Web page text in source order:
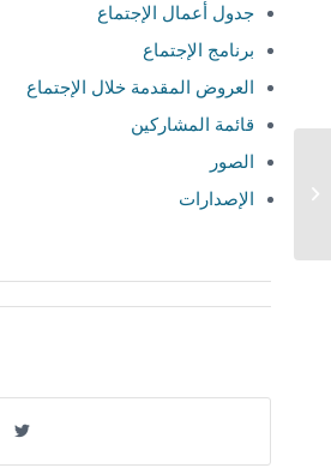
جدول أعمال الإجتماع
برنامج الإجتماع
العروض المقدمة خلال الإجتماع
قائمة المشاركين
الصور
الإصدارات
المعني بالنقل والإتصالات...